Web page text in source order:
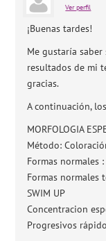
Ver perfil
¡Buenas tardes!
Me gustaría
resultados de mi
gracias.
A continuación,
MORFOLOGIA
Método:
Formas normales
Formas normales
SWIM UP
Concentracion
Progresivos